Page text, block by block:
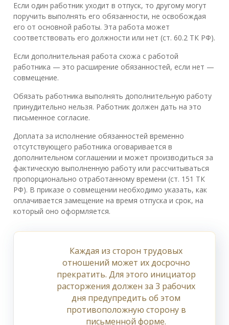
Если один работник уходит в отпуск, то другому могут
поручить выполнять его обязанности, не освобождая
его от основной работы. Эта работа может
соответствовать его должности или нет (ст. 60.2 ТК РФ).
Если дополнительная работа схожа с работой
работника — это расширение обязанностей, если нет —
совмещение.
Обязать работника выполнять дополнительную работу
принудительно нельзя. Работник должен дать на это
письменное согласие.
Доплата за исполнение обязанностей временно
отсутствующего работника оговаривается в
дополнительном соглашении и может производиться за
фактическую выполненную работу или рассчитываться
пропорционально отработанному времени (ст. 151 ТК
РФ). В приказе о совмещении необходимо указать, как
оплачивается замещение на время отпуска и срок, на
который оно оформляется.
Каждая из сторон трудовых
отношений может их досрочно
прекратить. Для этого инициатор
расторжения должен за 3 рабочих
дня предупредить об этом
противоположную сторону в
письменной форме.